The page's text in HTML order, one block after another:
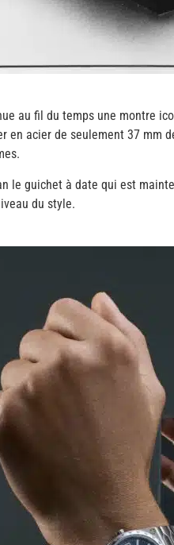
au fil du temps une montre
acier de seulement 37 mm
le guichet à date qui est
du style.